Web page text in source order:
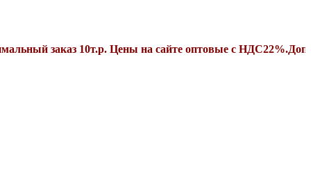
заказ 10т.р. Цены на сайте оптовые с